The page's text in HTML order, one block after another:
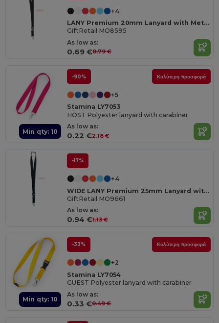
+4
LANY Premium 20mm Lanyard with Metal Hook and Safety Features
GiftRetail MO8595
As low as:
0.69 €0.79 €
Min qty: 10
-90% Καλύτερη προσφορά
+5
Stamina LY7053
HOST Polyester lanyard with carabiner
As low as:
0.22 €2.18 €
-17%
+4
WIDE LANY Premium 25mm Lanyard with Metal Hook and Safety Breakaway
GiftRetail MO9661
As low as:
0.94 €1.13 €
Min qty: 10
-33% Καλύτερη προσφορά
+2
Stamina LY7054
GUEST Polyester lanyard with carabiner
As low as:
0.33 €0.49 €